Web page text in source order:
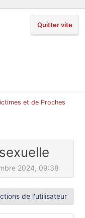
Quitter vite
et de Proches
2024, 09:38
de l'utilisateur